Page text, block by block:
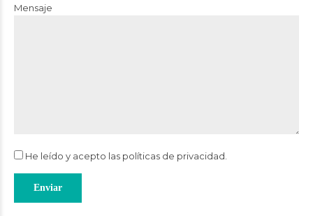
Mensaje
He leído y acepto las políticas de privacidad